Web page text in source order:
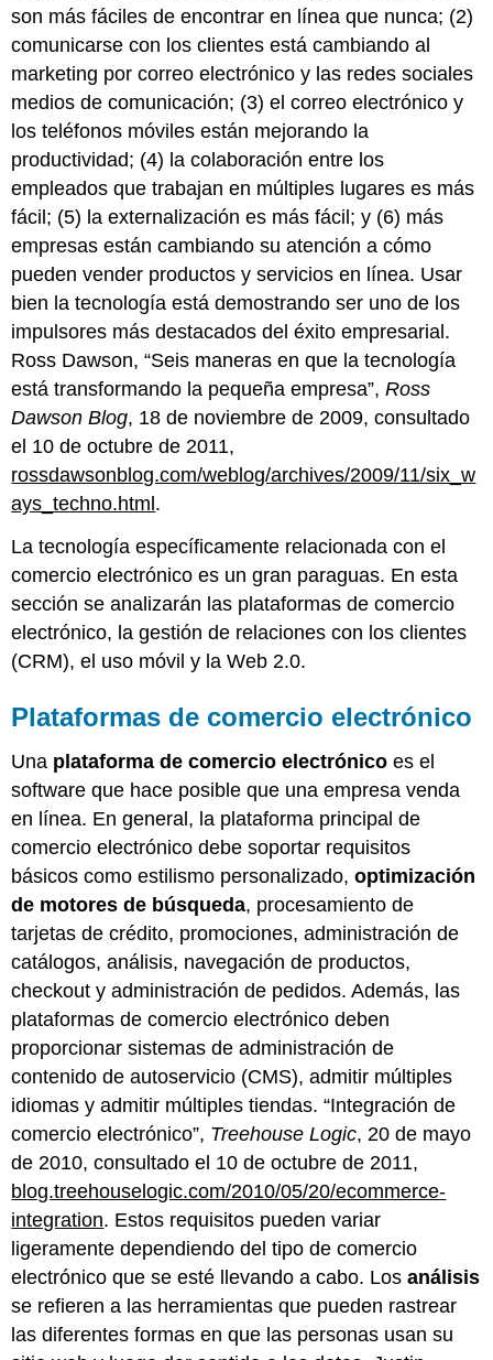
son más fáciles de encontrar en línea que nunca; (2)
comunicarse con los clientes está cambiando al
marketing por correo electrónico y las redes sociales
medios de comunicación; (3) el correo electrónico y
los teléfonos móviles están mejorando la
productividad; (4) la colaboración entre los
empleados que trabajan en múltiples lugares es más
fácil; (5) la externalización es más fácil; y (6) más
empresas están cambiando su atención a cómo
pueden vender productos y servicios en línea. Usar
bien la tecnología está demostrando ser uno de los
impulsores más destacados del éxito empresarial.
Ross Dawson, “Seis maneras en que la tecnología
está transformando la pequeña empresa”,Ross
Dawson Blog, 18 de noviembre de 2009, consultado
el 10 de octubre de 2011,
rossdawsonblog.com/weblog/archives/2009/11/six_w
ays_techno.html .
La tecnología específicamente relacionada con el
comercio electrónico es un gran paraguas. En esta
sección se analizarán las plataformas de comercio
electrónico, la gestión de relaciones con los clientes
(CRM), el uso móvil y la Web 2.0.
Plataformas de comercio electrónico
Una plataforma de comercio electrónico es el
software que hace posible que una empresa venda
en línea. En general, la plataforma principal de
comercio electrónico debe soportar requisitos
básicos como estilismo personalizado,optimización
de motores de búsqueda, procesamiento de
tarjetas de crédito, promociones, administración de
catálogos, análisis, navegación de productos,
checkout y administración de pedidos. Además, las
plataformas de comercio electrónico deben
proporcionar sistemas de administración de
contenido de autoservicio (CMS), admitir múltiples
idiomas y admitir múltiples tiendas. “Integración de
comercio electrónico”, Treehouse Logic, 20 de mayo
de 2010, consultado el 10 de octubre de 2011,
blog.treehouselogic.com/2010/05/20/ecommerce-
integration. Estos requisitos pueden variar
ligeramente dependiendo del tipo de comercio
electrónico que se esté llevando a cabo. Losanálisis
se refieren a las herramientas que pueden rastrear
las diferentes formas en que las personas usan su